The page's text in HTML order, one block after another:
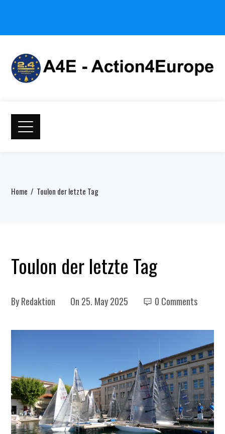
Home Toulon der letzte Tag
Toulon der letzte Tag
ByRedaktion On 25. May 2025 0 Comments